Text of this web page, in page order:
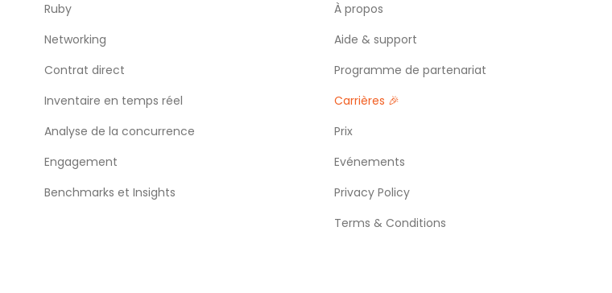
Ruby
Networking
Contrat direct
Inventaire en temps réel
Analyse de la concurrence
Engagement
Benchmarks et Insights
À propos
Aide & support
Programme de partenariat
Carrières 🎉
Prix
Evénements
Privacy Policy
Terms & Conditions